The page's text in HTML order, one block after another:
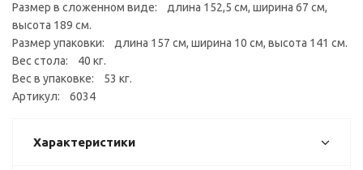
Размер в сложенном виде: длина 152,5 см, ширина 67 см,
высота 189 см.
Размер упаковки: длина 157 см, ширина 10 см, высота 141 см.
Вес стола: 40 кг.
Вес в упаковке: 53 кг.
Артикул: 6034
Характеристики